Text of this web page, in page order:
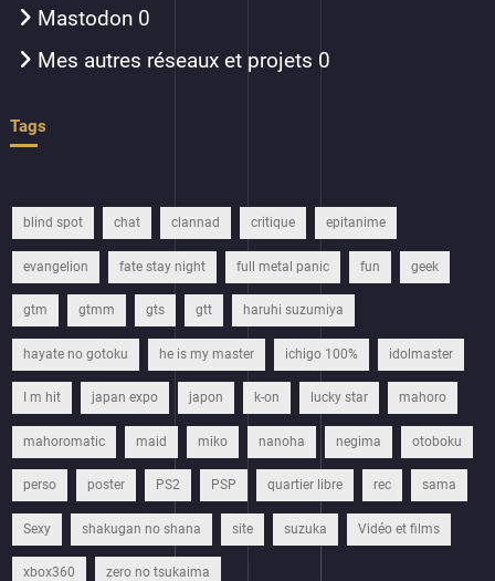
Mastodon 0
Mes autres réseaux et projets 0
Tags
blind spot chat clannad critique epitanime
evangelion fate stay night full metal panic fun geek
gtm gtmm gts gtt haruhi suzumiya
hayate no gotoku he is my master ichigo 100% idolmaster
I m hit japan expo japon k-on lucky star mahoro
mahoromatic maid miko nanoha negima otoboku
perso poster PS2 PSP quartier libre rec sama
Sexy shakugan no shana site suzuka Vidéo et films
xbox360 zero no tsukaima